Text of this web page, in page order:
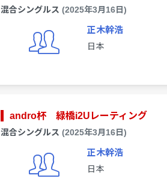
混合シングルス (2025年3月16日)
正木幹浩
日本
andro杯 緑橋i2Uレーティング
混合シングルス (2025年3月16日)
正木幹浩
日本